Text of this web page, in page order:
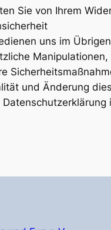
Sie von Ihrem
uns im
und Änderung